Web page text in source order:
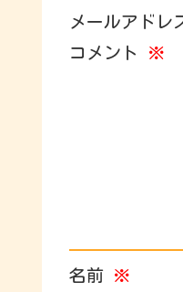
メールアドレ
コメント
※
名前 ※